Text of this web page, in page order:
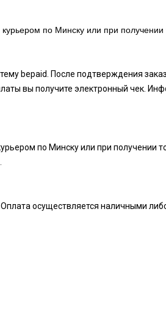
по Минску или при получении
bepaid. После подтверждения
вы получите электронный чек.
по Минску или при
осуществляется наличными либо